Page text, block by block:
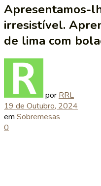
Apresentamos-
irresistível.
de lima com
por RRL
19 de Outubro, 2024
em Sobremesas
0